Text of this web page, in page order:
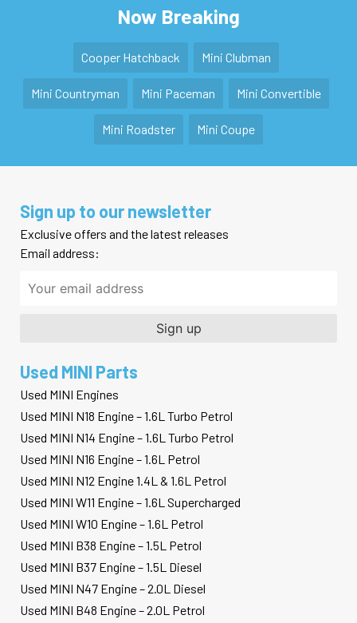
Now Breaking
Cooper Hatchback Mini Clubman
Mini Countryman Mini Paceman Mini Convertible
Mini Roadster Mini Coupe
Used MINI Parts
Used MINI Engines
Used MINI N18 Engine – 1.6L Turbo Petrol
Used MINI N14 Engine – 1.6L Turbo Petrol
Used MINI N16 Engine – 1.6L Petrol
Used MINI N12 Engine 1.4L & 1.6L Petrol
Used MINI W11 Engine – 1.6L Supercharged
Used MINI W10 Engine – 1.6L Petrol
Used MINI B38 Engine – 1.5L Petrol
Used MINI B37 Engine – 1.5L Diesel
Used MINI N47 Engine – 2.0L Diesel
Used MINI B48 Engine – 2.0L Petrol
Sign up to our newsletter
Exclusive offers and the latest releases
Email address: